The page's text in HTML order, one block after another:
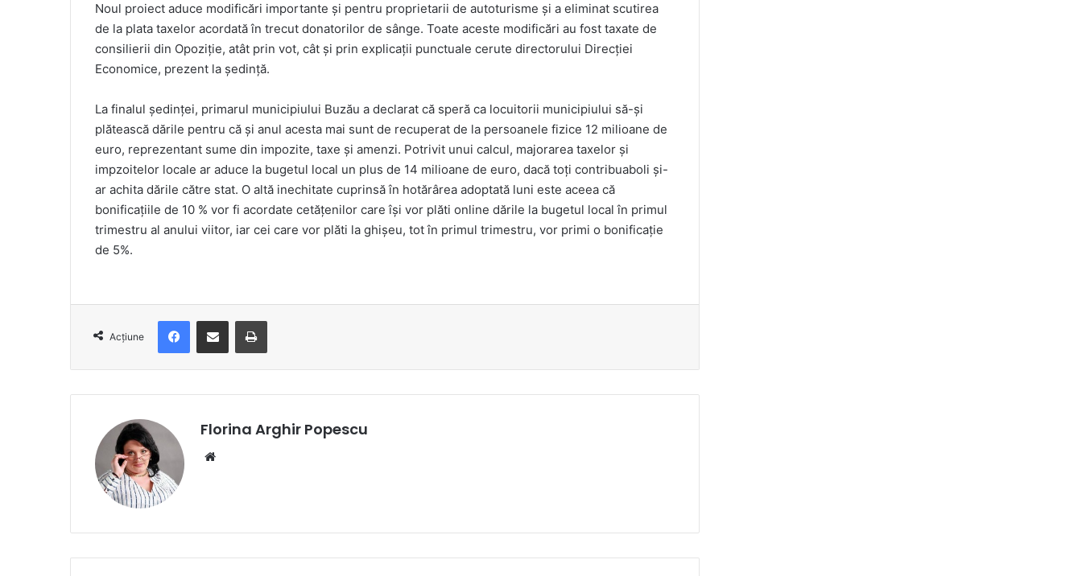
Noul proiect aduce modificări importante și pentru proprietarii de autoturisme și a eliminat scutirea
de la plata taxelor acordată în trecut donatorilor de sânge. Toate aceste modificări au fost taxate de
consilierii din Opoziție, atât prin vot, cât și prin explicații punctuale cerute directorului Direcției
Economice, prezent la ședință.
La finalul ședinței, primarul municipiului Buzău a declarat că speră ca locuitorii municipiului să-și
plătească dările pentru că și anul acesta mai sunt de recuperat de la persoanele fizice 12 milioane de
euro, reprezentant sume din impozite, taxe și amenzi. Potrivit unui calcul, majorarea taxelor și
impzoitelor locale ar aduce la bugetul local un plus de 14 milioane de euro, dacă toți contribuaboli și-
ar achita dările către stat. O altă inechitate cuprinsă în hotărârea adoptată luni este aceea că
bonificațiile de 10 % vor fi acordate cetățenilor care își vor plăti online dările la bugetul local în primul
trimestru al anului viitor, iar cei care vor plăti la ghișeu, tot în primul trimestru, vor primi o bonificație
de 5%.
Acțiune
FacebookDistribuie prin e-mail Imprimare
Florina Arghir Popescu